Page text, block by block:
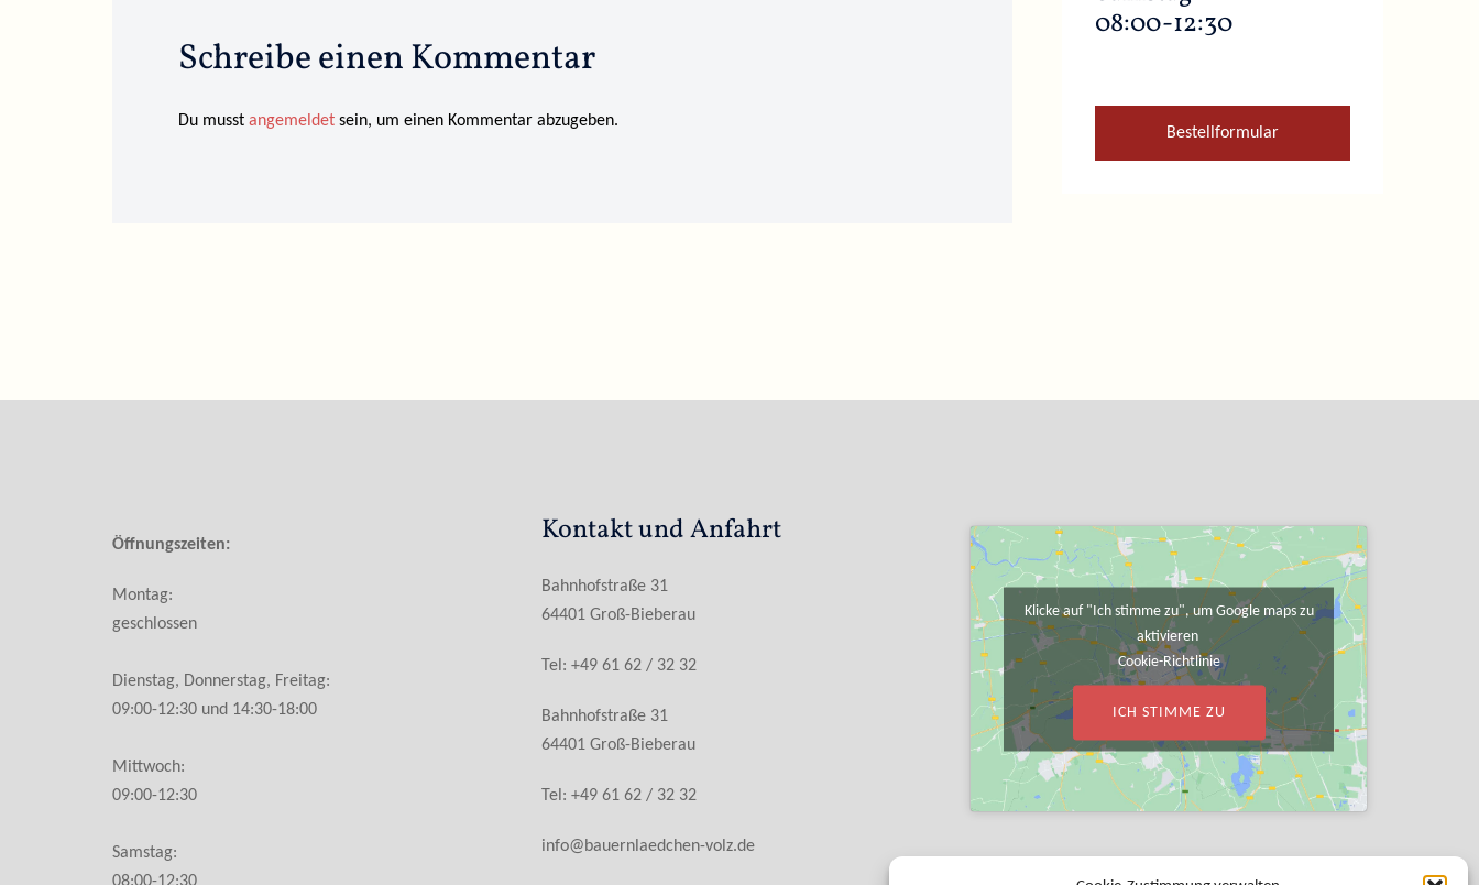
Schreibe einen Kommentar
Du musst angemeldet sein, um einen Kommentar abzugeben.
08:00-12:30
Bestellformular
Öffnungszeiten:
Montag:
geschlossen
Dienstag, Donnerstag, Freitag:
09:00-12:30 und 14:30-18:00
Mittwoch:
09:00-12:30
Samstag:
Kontakt und Anfahrt
Bahnhofstraße 31
64401 Groß-Bieberau
Tel: +49 61 62 / 32 32
Bahnhofstraße 31
64401 Groß-Bieberau
Tel: +49 61 62 / 32 32
info@bauernlaedchen-volz.de
Klicke auf "Ich stimme zu", um Google maps zu
aktivieren
Cookie-Richtlinie
ICH STIMME ZU